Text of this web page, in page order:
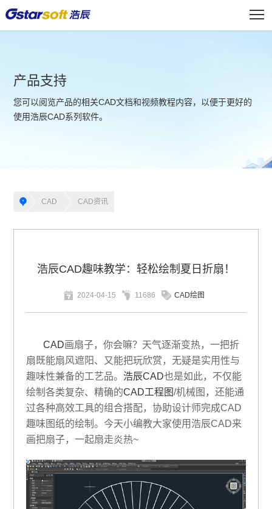
产品支持
您可以阅览产品的相关CAD文档和视频教程内容，以便于更好的
使用浩辰CAD系列软件。
CAD CAD资讯
浩辰CAD趣味教学：轻松绘制夏日折扇！
2024-04-15 11686 CAD绘图
CAD画扇子，你会嘛？天气逐渐变热，一把折
扇既能扇风遮阳、又能把玩欣赏，无疑是实用性与
趣味性兼备的工艺品。 浩辰CAD也是如此，不仅能
绘制各类复杂、精确的CAD工程图/机械图，还能通
过各种高效工具的组合搭配，协助设计师完成CAD
趣味图纸的绘制。今天小编教大家使用浩辰CAD来
画把扇子，一起扇走炎热~